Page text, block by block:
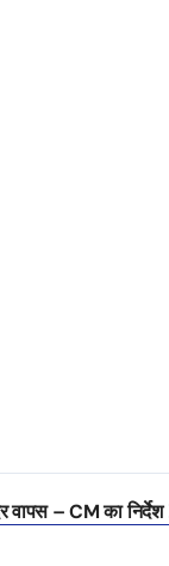
– CM का निर्देश